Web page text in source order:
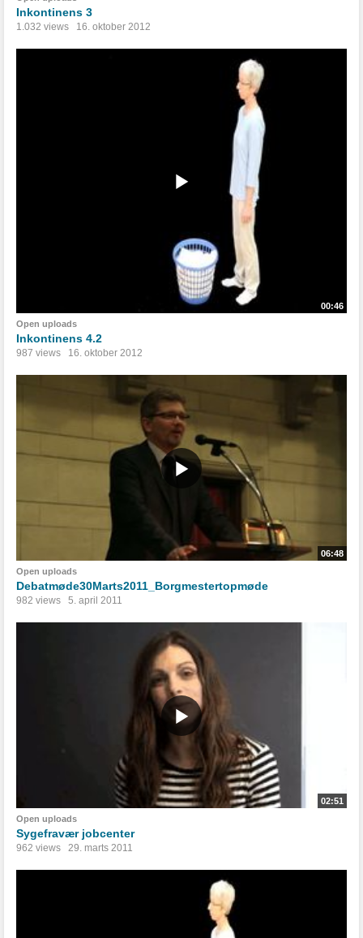
Inkontinens 3
1.032 views 16. oktober 2012
00:46
Open uploads
Inkontinens 4.2
987 views 16. oktober 2012
06:48
Open uploads
Debatmøde30Marts2011_Borgmestertopmøde
982 views 5. april 2011
02:51
Open uploads
Sygefravær jobcenter
962 views 29. marts 2011